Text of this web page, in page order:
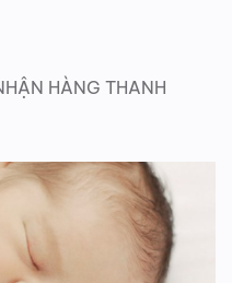
HÀNG THANH